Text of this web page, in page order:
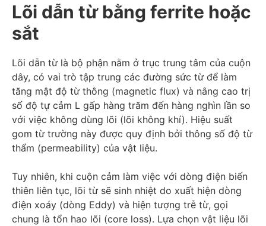
Lõi dẫn từ bằng ferrite hoặc
sắt
Lõi dẫn từ là bộ phận nằm ở trục trung tâm của cuộn
dây, có vai trò tập trung các đường sức từ để làm
tăng mật độ từ thông (magnetic flux) và nâng cao trị
số độ tự cảm L gấp hàng trăm đến hàng nghìn lần so
với việc không dùng lõi (lõi không khí). Hiệu suất
gom từ trường này được quy định bởi thông số độ từ
thẩm (permeability) của vật liệu.
Tuy nhiên, khi cuộn cảm làm việc với dòng điện biến
thiên liên tục, lõi từ sẽ sinh nhiệt do xuất hiện dòng
điện xoáy (dòng Eddy) và hiện tượng trễ từ, gọi
chung là tổn hao lõi (core loss). Lựa chọn vật liệu lõi